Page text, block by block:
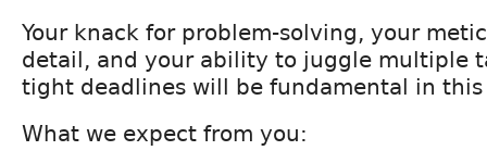
Your knack for problem-solving, your
detail, and your ability to juggle multiple
tight deadlines will be fundamental in this
What we expect from you: